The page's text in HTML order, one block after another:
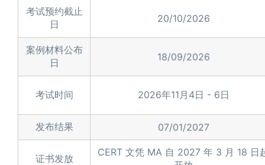
考试预约截止
日
20/10/2026
案例材料公布
日
18/09/2026
考试时间 2026年11月4日 - 6日
发布结果 07/01/2027
证书发放
CERT 文凭 MA 自 2027 年 3 月 18 日